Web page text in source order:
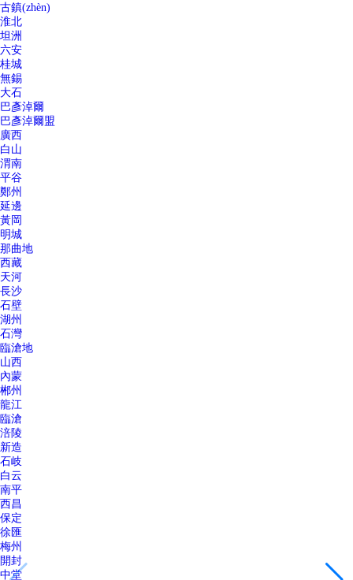
古鎮(zhèn)
淮北
坦洲
六安
桂城
無錫
大石
巴彥淖爾
巴彥淖爾盟
廣西
白山
渭南
平谷
鄭州
延邊
黃岡
明城
那曲地
西藏
天河
長沙
石壁
湖州
石灣
臨滄地
山西
內蒙
郴州
龍江
臨滄
涪陵
新造
石岐
白云
南平
西昌
保定
徐匯
梅州
開封
中堂